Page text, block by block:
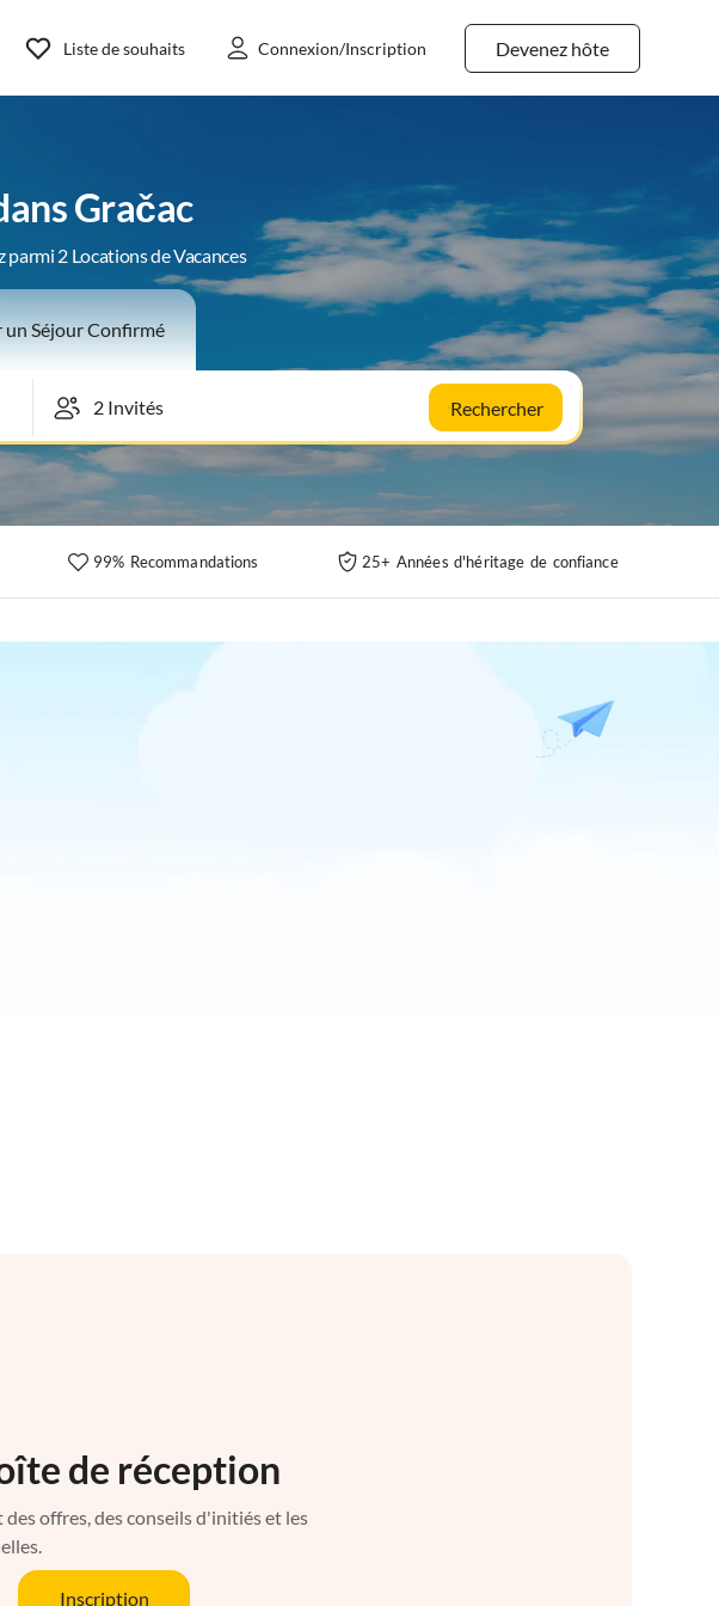
Devenez hôte
Liste de souhaits Connexion/Inscription
Gračac
2 Locations de Vacances
un Séjour Confirmé
Rechercher
99% Recommandations 25+ Années d'héritage de confiance
de réception
offres, des conseils d'initiés et les
Inscription